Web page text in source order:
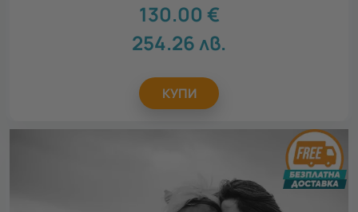
130.00 €
254.26лв.
КУПИ